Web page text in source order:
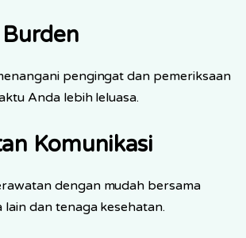
pengingat dan pemeriksaan
Anda lebih leluasa.
Komunikasi
dengan mudah bersama
dan tenaga kesehatan.